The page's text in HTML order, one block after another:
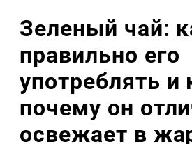
Зеленый чай:
правильно его
употреблять и
почему он
освежает в